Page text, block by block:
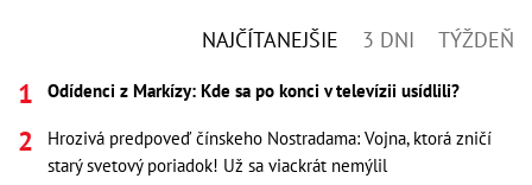
NAJČÍTANEJŠIE 3 DNI TÝŽDEŇ
Odídenci z Markízy: Kde sa po konci v televízii usídlili?
Hrozivá predpoveď čínskeho Nostradama: Vojna, ktorá zničí
starý svetový poriadok! Už sa viackrát nemýlil